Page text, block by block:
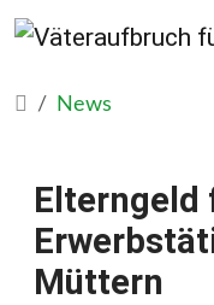
News
Elterngeld
Müttern